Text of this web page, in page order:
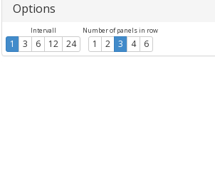
Options
Intervall
1 3 6 12 24
Number of panels in row
1 2 3 4 6